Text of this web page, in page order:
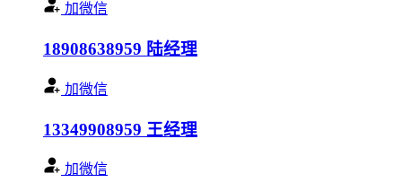
加微信
18908638959 陆经理
加微信
13349908959 王经理
加微信